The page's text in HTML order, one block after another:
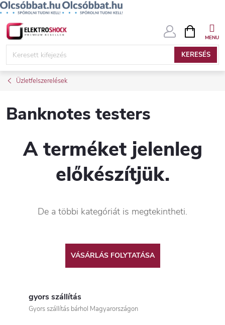
Ugrás
KERESÉS
KOSÁR
Üzletfelszerelések
Banknotes testers
A terméket jelenleg
előkészítjük.
De a többi kategóriát is megtekintheti.
VÁSÁRLÁS FOLYTATÁSA
gyors szállítás
Gyors szállítás bárhol Magyarországon